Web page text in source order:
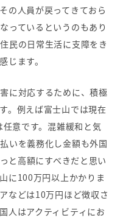
の人員が戻ってきておら
っているというのもあり
民の日常生活に支障をき
じます。
に対応するために、積極
。例えば富士山では現在
意です。混雑緩和と気
いを義務化し金額も外国
と高額にすべきだと思い
に100万円以上かかりま
などは10万円ほど徴収さ
人はアクティビティにお